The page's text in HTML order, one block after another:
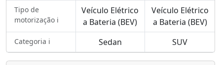
Tipo de
motorização ℹ️
Veículo Elétrico
a Bateria (BEV)
Veículo Elétrico
a Bateria (BEV)
Categoria ℹ️ Sedan SUV